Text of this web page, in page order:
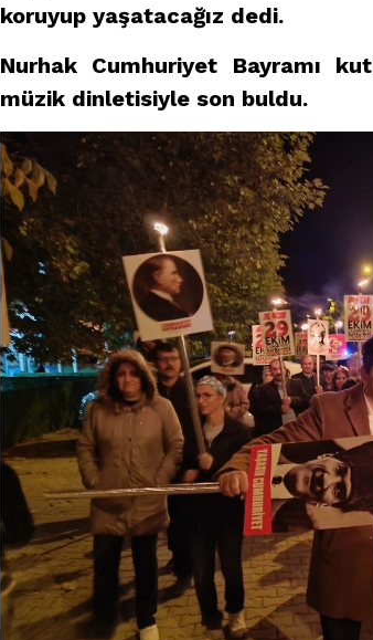
koruyup yaşatacağız dedi.
Nurhak Cumhuriyet Bayramı
müzik dinletisiyle son buldu.